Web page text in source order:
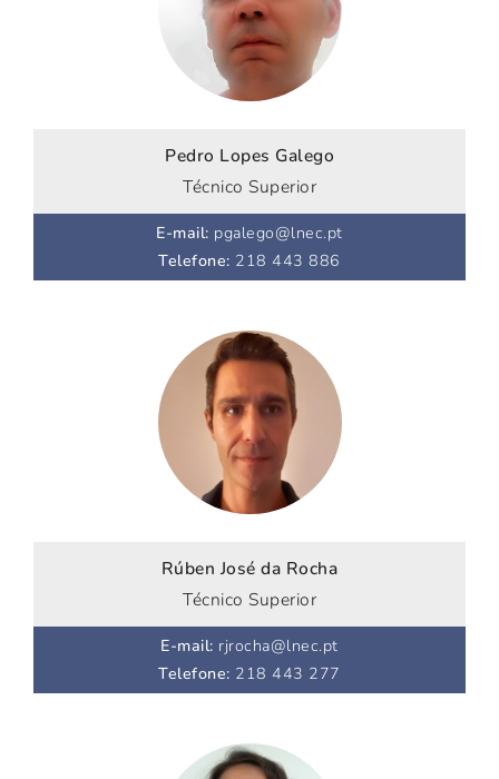
Pedro Lopes Galego
Técnico Superior
E-mail: pgalego@lnec.pt
Telefone: 218 443 886
Rúben José da Rocha
Técnico Superior
E-mail: rjrocha@lnec.pt
Telefone: 218 443 277